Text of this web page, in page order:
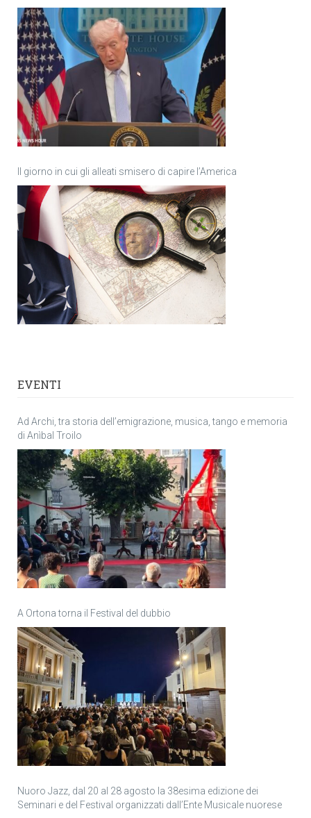
Il giorno in cui gli alleati smisero di capire l’America
EVENTI
Ad Archi, tra storia dell’emigrazione, musica, tango e memoria
di Anìbal Troilo
A Ortona torna il Festival del dubbio
Nuoro Jazz, dal 20 al 28 agosto la 38esima edizione dei
Seminari e del Festival organizzati dall’Ente Musicale nuorese